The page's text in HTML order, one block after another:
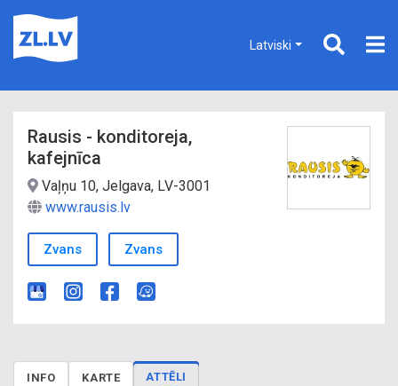
Latviski
Rausis - konditoreja,
kafejnīca
Vaļņu 10, Jelgava, LV-3001
www.rausis.lv
Zvans Zvans
INFO KARTE ATTĒLI